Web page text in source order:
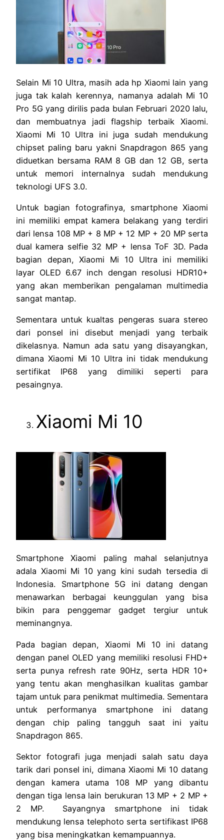
Selain Mi 10 Ultra, masih ada hp Xiaomi lain yang
juga tak kalah kerennya, namanya adalah Mi 10
Pro 5G yang dirilis pada bulan Februari 2020 lalu,
dan membuatnya jadi flagship terbaik Xiaomi.
Xiaomi Mi 10 Ultra ini juga sudah mendukung
chipset paling baru yakni Snapdragon 865 yang
diduetkan bersama RAM 8 GB dan 12 GB, serta
untuk memori internalnya sudah mendukung
teknologi UFS 3.0.
Untuk bagian fotografinya, smartphone Xiaomi
ini memiliki empat kamera belakang yang terdiri
dari lensa 108 MP + 8 MP + 12 MP + 20 MP serta
dual kamera selfie 32 MP + lensa ToF 3D. Pada
bagian depan, Xiaomi Mi 10 Ultra ini memiliki
layar OLED 6.67 inch dengan resolusi HDR10+
yang akan memberikan pengalaman multimedia
sangat mantap.
Sementara untuk kualtas pengeras suara stereo
dari ponsel ini disebut menjadi yang terbaik
dikelasnya. Namun ada satu yang disayangkan,
dimana Xiaomi Mi 10 Ultra ini tidak mendukung
sertifikat IP68 yang dimiliki seperti para
pesaingnya.
Xiaomi Mi 10
Smartphone Xiaomi paling mahal selanjutnya
adala Xiaomi Mi 10 yang kini sudah tersedia di
Indonesia. Smartphone 5G ini datang dengan
menawarkan berbagai keunggulan yang bisa
bikin para penggemar gadget tergiur untuk
meminangnya.
Pada bagian depan, Xiaomi Mi 10 ini datang
dengan panel OLED yang memiliki resolusi FHD+
serta punya refresh rate 90Hz, serta HDR 10+
yang tentu akan menghasilkan kualitas gambar
tajam untuk para penikmat multimedia. Sementara
untuk performanya smartphone ini datang
dengan chip paling tangguh saat ini yaitu
Snapdragon 865.
Sektor fotografi juga menjadi salah satu daya
tarik dari ponsel ini, dimana Xiaomi Mi 10 datang
dengan kamera utama 108 MP yang dibantu
dengan tiga lensa lain berukuran 13 MP + 2 MP +
2 MP. Sayangnya smartphone ini tidak
mendukung lensa telephoto serta sertifikast IP68
yang bisa meningkatkan kemampuannya.